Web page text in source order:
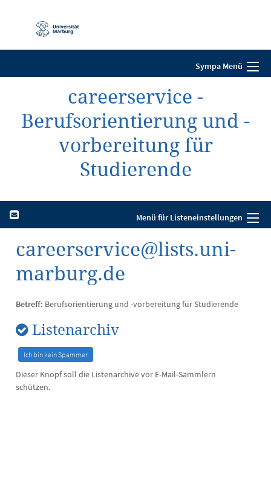
Navigation
Sympa Menü
careerservice -
Berufsorientierung und -
vorbereitung für
Studierende
Menü für Listeneinstellungen
careerservice@lists.uni-
marburg.de
Betreff: Berufsorientierung und -vorbereitung für Studierende
Listenarchiv
Dieser Knopf soll die Listenarchive vor E-Mail-Sammlern
schützen.